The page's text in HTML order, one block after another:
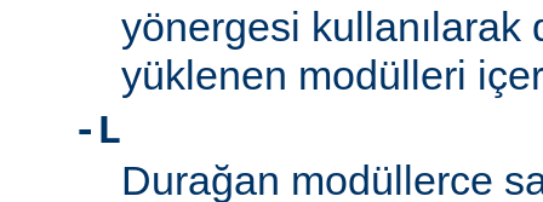
yönergesi kullanılarak
yüklenen modülleri
-L
Durağan modüllerce